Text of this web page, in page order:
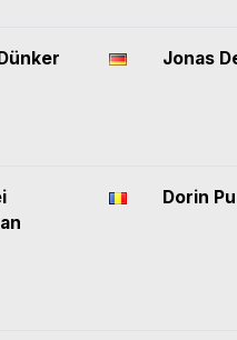
Jonas
Dorin